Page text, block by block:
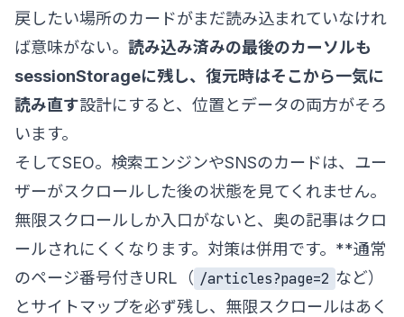
戻したい場所のカードがまだ読み込まれていなけれ
ば意味がない。 読み込み済みの最後のカーソルも
sessionStorageに残し、復元時はそこから一気に
読み直す設計にすると、位置とデータの両方がそろ
います。
そしてSEO。検索エンジンやSNSのカードは、ユー
ザーがスクロールした後の状態を見てくれません。
無限スクロールしか入口がないと、奥の記事はクロ
ールされにくくなります。対策は併用です。**通常
のページ番号付きURL（ /articles?page=2 など）
とサイトマップを必ず残し、無限スクロールはあく